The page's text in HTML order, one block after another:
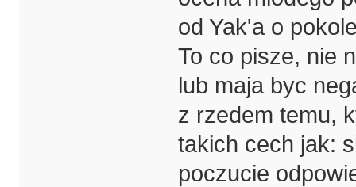
od Yak'a o
To co pisze, nie
lub maja byc
z rzedem temu,
takich cech jak:
poczucie